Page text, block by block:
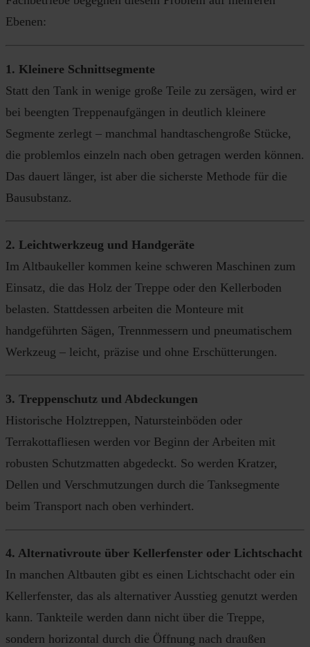
Ebenen:
1. Kleinere Schnittsegmente
Statt den Tank in wenige große Teile zu zersägen, wird er
bei beengten Treppenaufgängen in deutlich kleinere
Segmente zerlegt – manchmal handtaschengroße Stücke,
die problemlos einzeln nach oben getragen werden können.
Das dauert länger, ist aber die sicherste Methode für die
Bausubstanz.
2. Leichtwerkzeug und Handgeräte
Im Altbaukeller kommen keine schweren Maschinen zum
Einsatz, die das Holz der Treppe oder den Kellerboden
belasten. Stattdessen arbeiten die Monteure mit
handgeführten Sägen, Trennmessern und pneumatischem
Werkzeug – leicht, präzise und ohne Erschütterungen.
3. Treppenschutz und Abdeckungen
Historische Holztreppen, Natursteinböden oder
Terrakottafliesen werden vor Beginn der Arbeiten mit
robusten Schutzmatten abgedeckt. So werden Kratzer,
Dellen und Verschmutzungen durch die Tanksegmente
beim Transport nach oben verhindert.
4. Alternativroute über Kellerfenster oder Lichtschacht
In manchen Altbauten gibt es einen Lichtschacht oder ein
Kellerfenster, das als alternativer Ausstieg genutzt werden
kann. Tankteile werden dann nicht über die Treppe,
sondern horizontal durch die Öffnung nach draußen